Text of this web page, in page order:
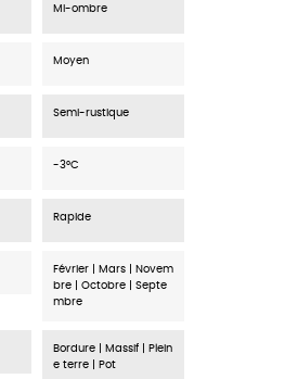
Mi-ombre
Moyen
Semi-rustique
-3°C
Rapide
Février | Mars | Novem
bre | Octobre | Septe
mbre
Bordure | Massif | Plein
e terre | Pot